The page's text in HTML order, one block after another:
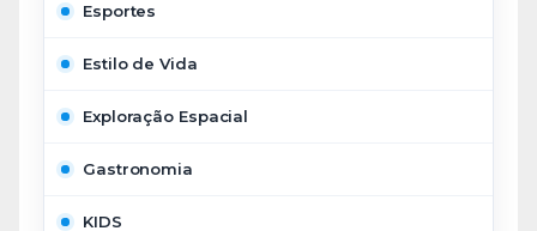
Esportes
Estilo de Vida
Exploração Espacial
Gastronomia
KIDS